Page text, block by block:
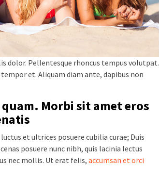
dolor. Pellentesque rhoncus tempus volutpat.
et. Aliquam diam ante, dapibus non
Morbi sit amet eros
et ultrices posuere cubilia curae; Duis
posuere nunc nibh, quis lacinia lectus
nec mollis. Ut erat felis,accumsan et orci